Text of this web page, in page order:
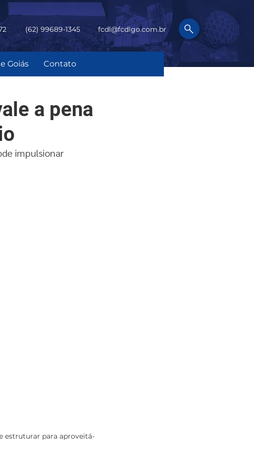
(62) 99689-1345 fcdl@fcdlgo.com.br
Goiás Contato
a pena
impulsionar
estruturar para aproveitá-